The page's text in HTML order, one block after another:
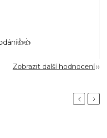
Zobrazit další hodnocení
Previous
Next